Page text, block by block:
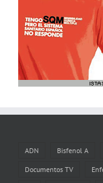
ADN Bisfenol A
Documentos TV